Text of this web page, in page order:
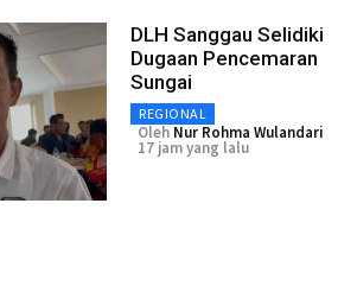
DLH Sanggau Selidiki
Dugaan Pencemaran
Sungai
REGIONAL
Oleh Nur Rohma Wulandari
17 jam yang lalu